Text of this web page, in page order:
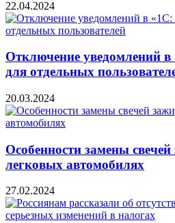
22.04.2024
Отключение уведомлений
для отдельных
20.03.2024
Особенности замены
легковых автомобилях
27.02.2024